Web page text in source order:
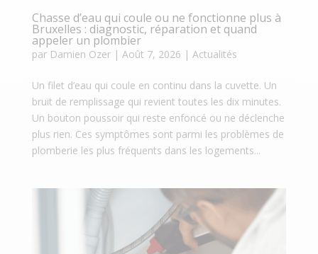
Chasse d’eau qui coule ou ne fonctionne plus à
Bruxelles : diagnostic, réparation et quand
appeler un plombier
par Damien Ozer| Août 7, 2026 | Actualités
Un filet d’eau qui coule en continu dans la cuvette. Un
bruit de remplissage qui revient toutes les dix minutes.
Un bouton poussoir qui reste enfoncé ou ne déclenche
plus rien. Ces symptômes sont parmi les problèmes de
plomberie les plus fréquents dans les logements...